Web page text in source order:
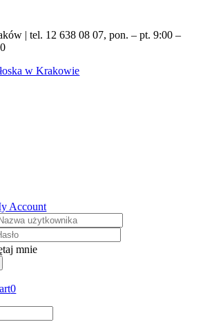
| tel. 12 638 08 07, pon. – pt. 9:00 –
Account
mnie
0